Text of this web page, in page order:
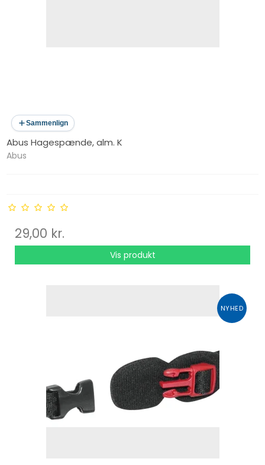
Sammenlign
Abus Hagespænde, alm. K
Abus
29,00 kr.
Vis produkt
NYHED